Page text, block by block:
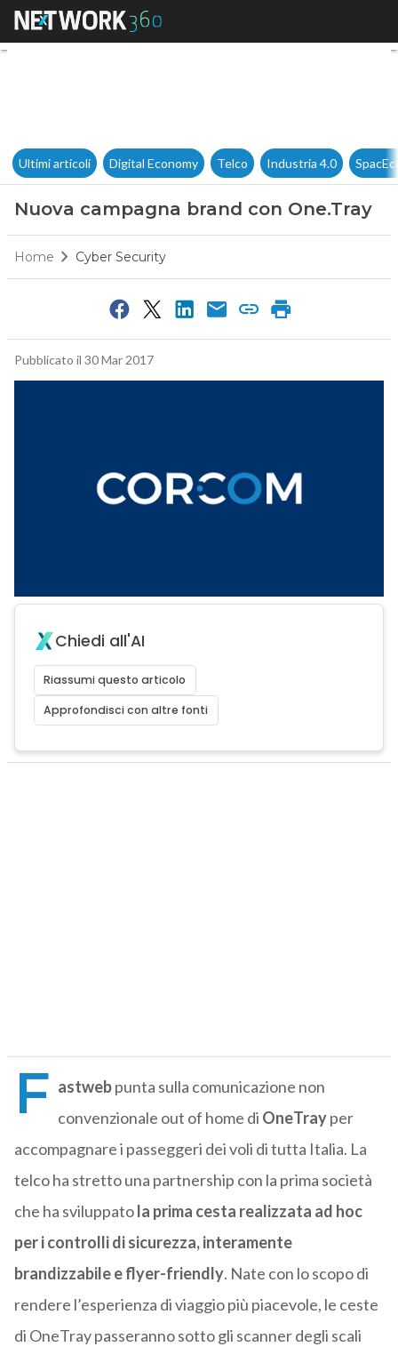
Nuova campagna brand con
Ultimi articoli Digital Economy Telco Industria 4.0
Nuova campagna brand con One.Tray
Home Cyber Security
Pubblicato il 30 Mar 2017
Chiedi all'AI
Riassumi questo articolo
Approfondisci con altre fonti
F astwebpunta sulla comunicazione non
convenzionale out of home di OneTrayper
accompagnare i passeggeri dei voli di tutta Italia. La
telco ha stretto una partnership con la prima società
che ha sviluppatola prima cesta realizzata ad hoc
per i controlli di sicurezza, interamente
brandizzabile e flyer-friendly. Nate con lo scopo di
rendere l’esperienza di viaggio più piacevole, le ceste
di OneTray passeranno sotto gli scanner degli scali